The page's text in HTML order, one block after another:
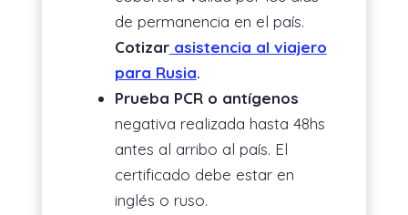
de permanencia en el país.
Cotizarasistencia al viajero
para Rusia.
Prueba PCR o antígenos
negativa realizada hasta 48hs
antes al arribo al país. El
certificado debe estar en
inglés o ruso.